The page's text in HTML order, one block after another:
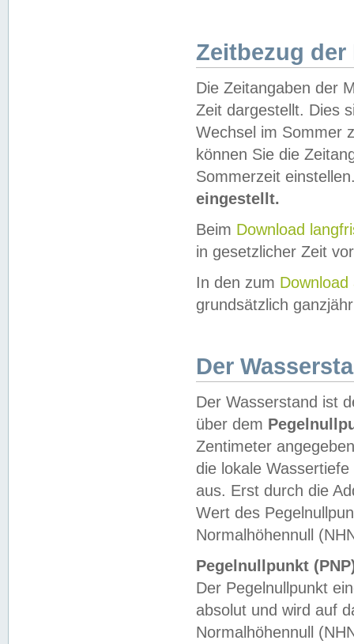
Zeitbezug der
Die Zeitangaben der
Zeit dargestellt. Dies
Wechsel im Sommer
können Sie die
Sommerzeit
eingestellt.
Beim Download
in gesetzlicher Zeit
In den zum Download
grundsätzlich
Der
Der Wasserstand ist
über dem
Zentimeter
die lokale
aus. Erst durch die
Wert des
Normalhöhennull
Pegelnullpunkt
Der Pegelnullpunkt
absolut und wird auf
Normalhöhennull